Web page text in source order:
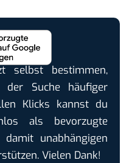
selbst bestimmen,
Suche häufiger
Klicks kannst du
als bevorzugte
unabhängigen
Vielen Dank!